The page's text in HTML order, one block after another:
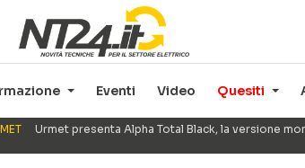
Eventi Video Quesiti
Urmet presenta Alpha Total Black, la versione